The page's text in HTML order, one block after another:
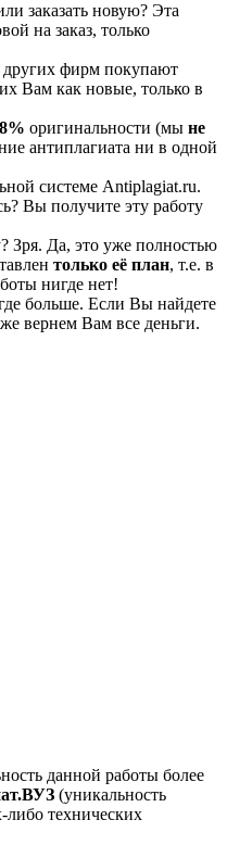
заказать новую? Эта
на заказ, только
других фирм покупают
Вам как новые, только в
оригинальности (мы не
антиплагиата ни в одной
системе Аntiplagiat.ru.
Вы получите эту работу
Зря. Да, это уже полностью
только её план, т.е. в
нигде нет!
больше. Если Вы найдете
вернем Вам все деньги.
данной работы более
(уникальность
либо технических